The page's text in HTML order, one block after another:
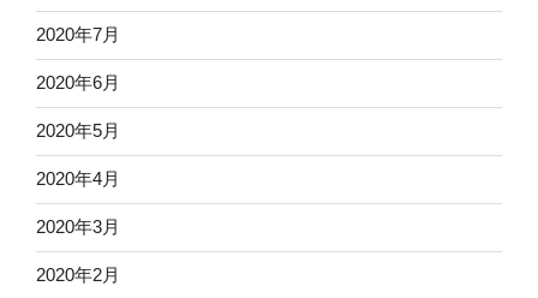
2020年7月
2020年6月
2020年5月
2020年4月
2020年3月
2020年2月